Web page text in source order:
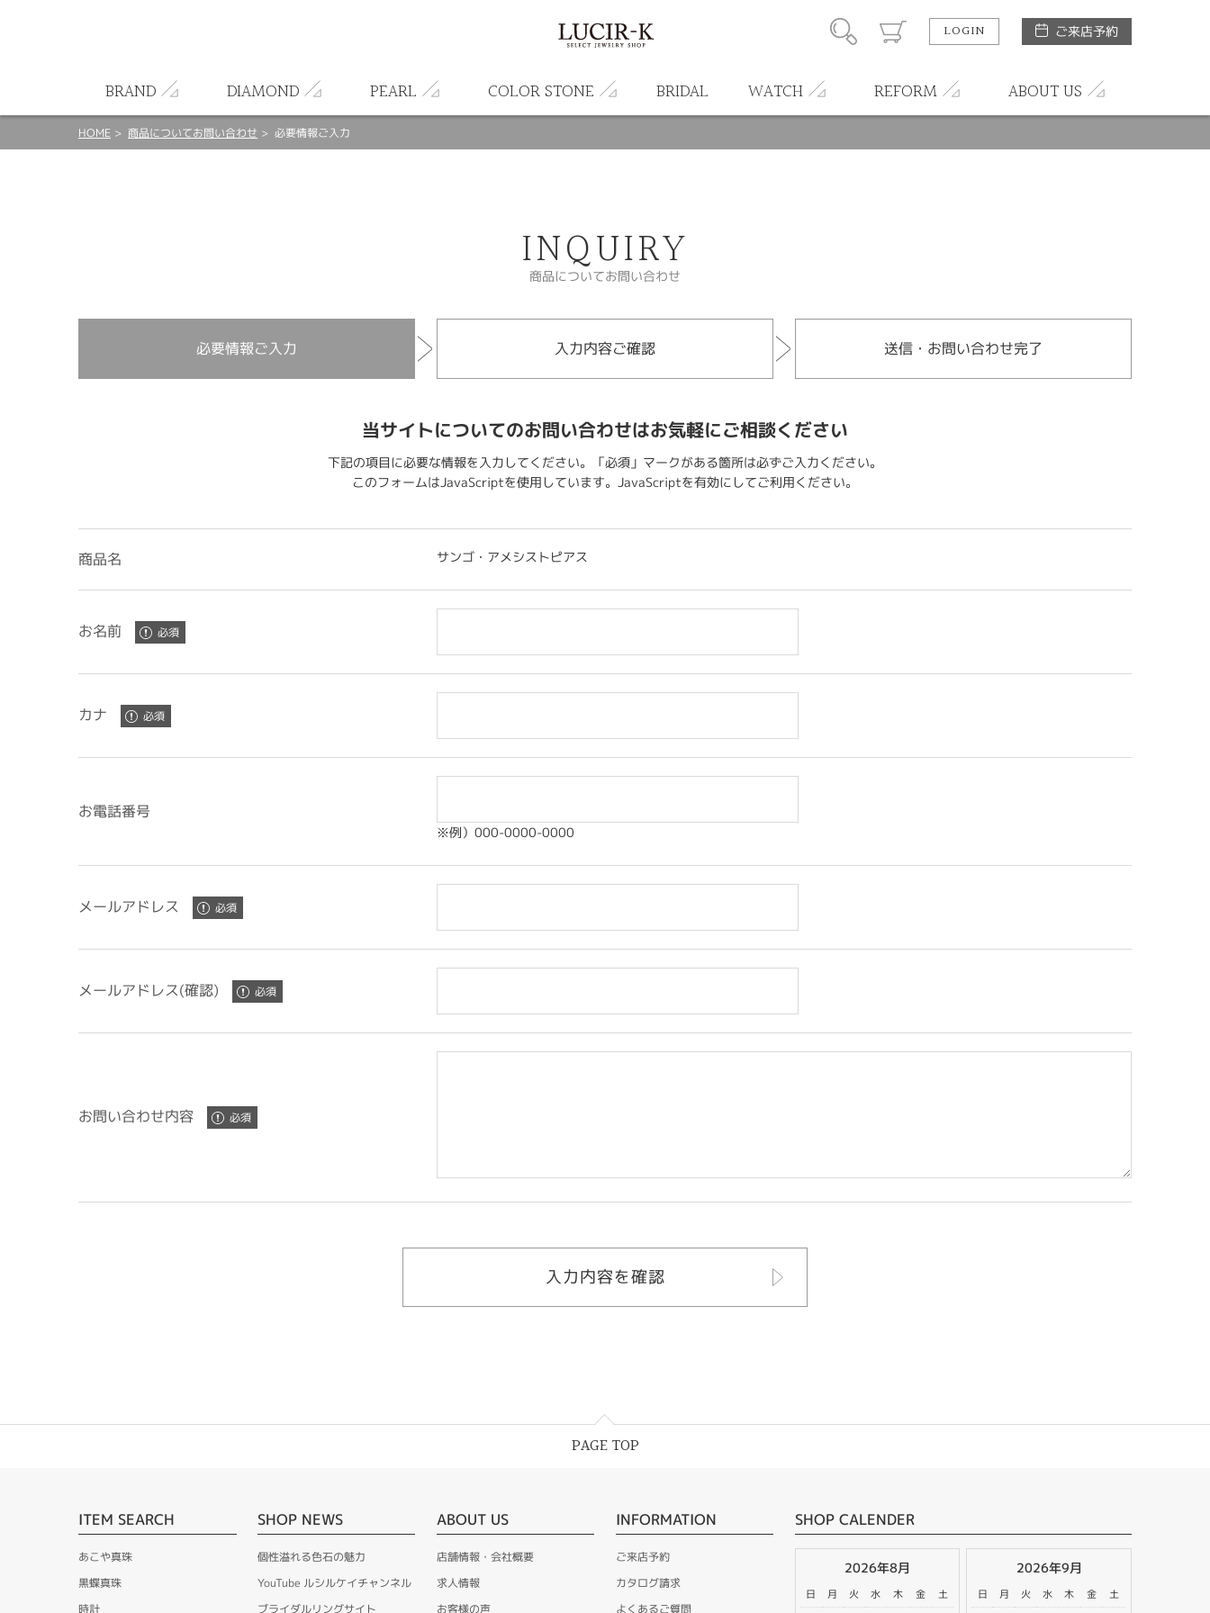
LOGIN ご来店予約
BRAND DIAMOND PEARL COLOR STONE BRIDAL WATCH REFORM ABOUT US
HOME 商品についてお問い合わせ 必要情報ご入力
INQUIRY
商品についてお問い合わせ
必要情報ご入力 入力内容ご確認 送信・お問い合わせ完了
当サイトについてのお問い合わせはお気軽にご相談ください
下記の項目に必要な情報を入力してください。「必須」マークがある箇所は必ずご入力ください。
このフォームはJavaScriptを使用しています。JavaScriptを有効にしてご利用ください。
商品名 サンゴ・アメシストピアス
お名前
カナ
お電話番号
※例）000-0000-0000
メールアドレス
メールアドレス(確認)
お問い合わせ内容
PAGE TOP
ITEM SEARCH
あこや真珠
黒蝶真珠
時計
SHOP NEWS
個性溢れる色石の魅力
YouTube ルシルケイチャンネル
ブライダルリングサイト
ABOUT US
店舗情報・会社概要
求人情報
お客様の声
INFORMATION
ご来店予約
カタログ請求
よくあるご質問
SHOP CALENDER
2026年8月
日 月 火 水 木 金
土
2026年9月
日 月 火 水 木 金
土